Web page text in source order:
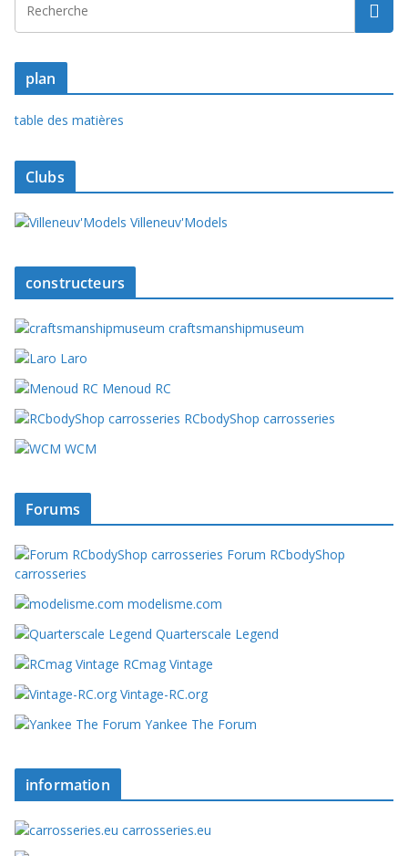
plan
table des matières
Clubs
Villeneuv'Models
constructeurs
craftsmanshipmuseum
Laro
Menoud RC
RCbodyShop carrosseries
WCM
Forums
Forum RCbodyShop
carrosseries
modelisme.com
Quarterscale Legend
RCmag Vintage
Vintage-RC.org
Yankee The Forum
information
carrosseries.eu